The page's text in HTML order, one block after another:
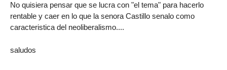
No quisiera pensar que se lucra con "el tema" para hacerlo
rentable y caer en lo que la senora Castillo senalo como
caracteristica del neoliberalismo....
saludos